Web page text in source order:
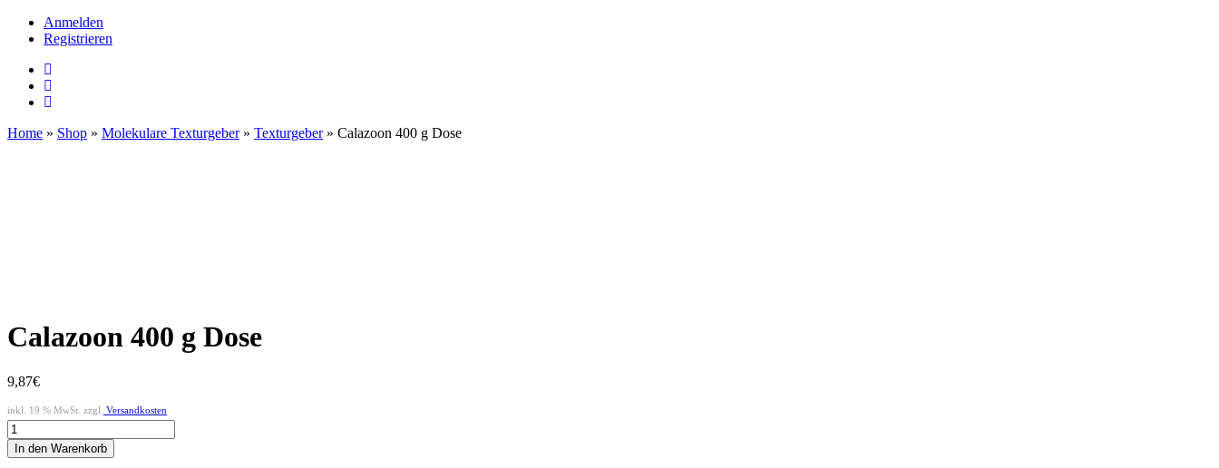
Anmelden
Registrieren
Home » Shop » Molekulare Texturgeber» Texturgeber» Calazoon 400 g Dose
Calazoon 400 g Dose
9,87€
inkl. 19 % MwSt. zzgl. Versandkosten
Calazoon
400
g
In den Warenkorb